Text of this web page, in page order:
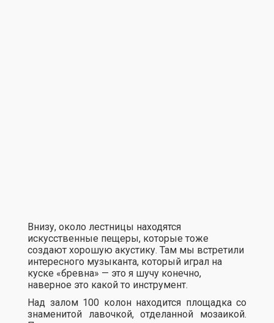
Внизу, около лестницы находятся
искусственные пещеры, которые тоже
создают хорошую акустику. Там мы встретили
интересного музыканта, который играл на
куске «бревна» — это я шучу конечно,
наверное это какой то инструмент.
Над залом 100 колон находится площадка со
знаменитой лавочкой, отделанной мозаикой.